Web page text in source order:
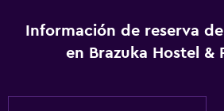
Información de reserva
en Brazuka Hostel &